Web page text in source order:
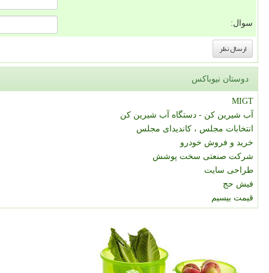
سوال:
دوستان نیوباکس
MIGT
آب شیرین کن - دستگاه آب شیرین کن
انتخابات مجلس ، کاندیدای مجلس
خرید و فروش خودرو
شرکت صنعتی سخت پوشش
طراحی سایت
فیش حج
قیمت بیسیم